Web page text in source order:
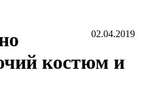
02.04.2019
костюм и